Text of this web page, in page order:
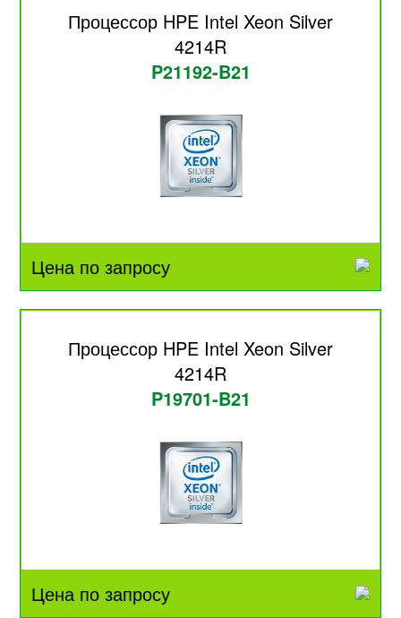
Процессор HPE Intel Xeon Silver
4214R
P21192-B21
Цена по запросу
Процессор HPE Intel Xeon Silver
4214R
P19701-B21
Цена по запросу